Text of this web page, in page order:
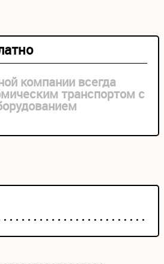
компании всегда
транспортом с